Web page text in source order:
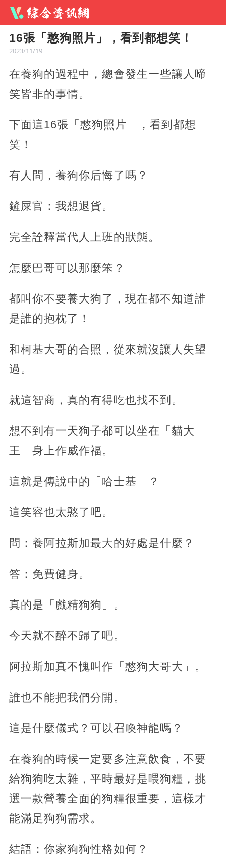
16張「憨狗照片」，看到都想笑！
2023/11/19
在養狗的過程中，總會發生一些讓人啼
笑皆非的事情。
下面這16張「憨狗照片」，看到都想
笑！
有人問，養狗你后悔了嗎？
鏟屎官：我想退貨。
完全詮釋當代人上班的狀態。
怎麼巴哥可以那麼笨？
都叫你不要養大狗了，現在都不知道誰
是誰的抱枕了！
和柯基大哥的合照，從來就沒讓人失望
過。
就這智商，真的有得吃也找不到。
想不到有一天狗子都可以坐在「貓大
王」身上作威作福。
這就是傳說中的「哈士基」？
這笑容也太憨了吧。
問：養阿拉斯加最大的好處是什麼？
答：免費健身。
真的是「戲精狗狗」。
今天就不醉不歸了吧。
阿拉斯加真不愧叫作「憨狗大哥大」。
誰也不能把我們分開。
這是什麼儀式？可以召喚神龍嗎？
在養狗的時候一定要多注意飲食，不要
給狗狗吃太雜，平時最好是喂狗糧，挑
選一款營養全面的狗糧很重要，這樣才
能滿足狗狗需求。
結語：你家狗狗性格如何？